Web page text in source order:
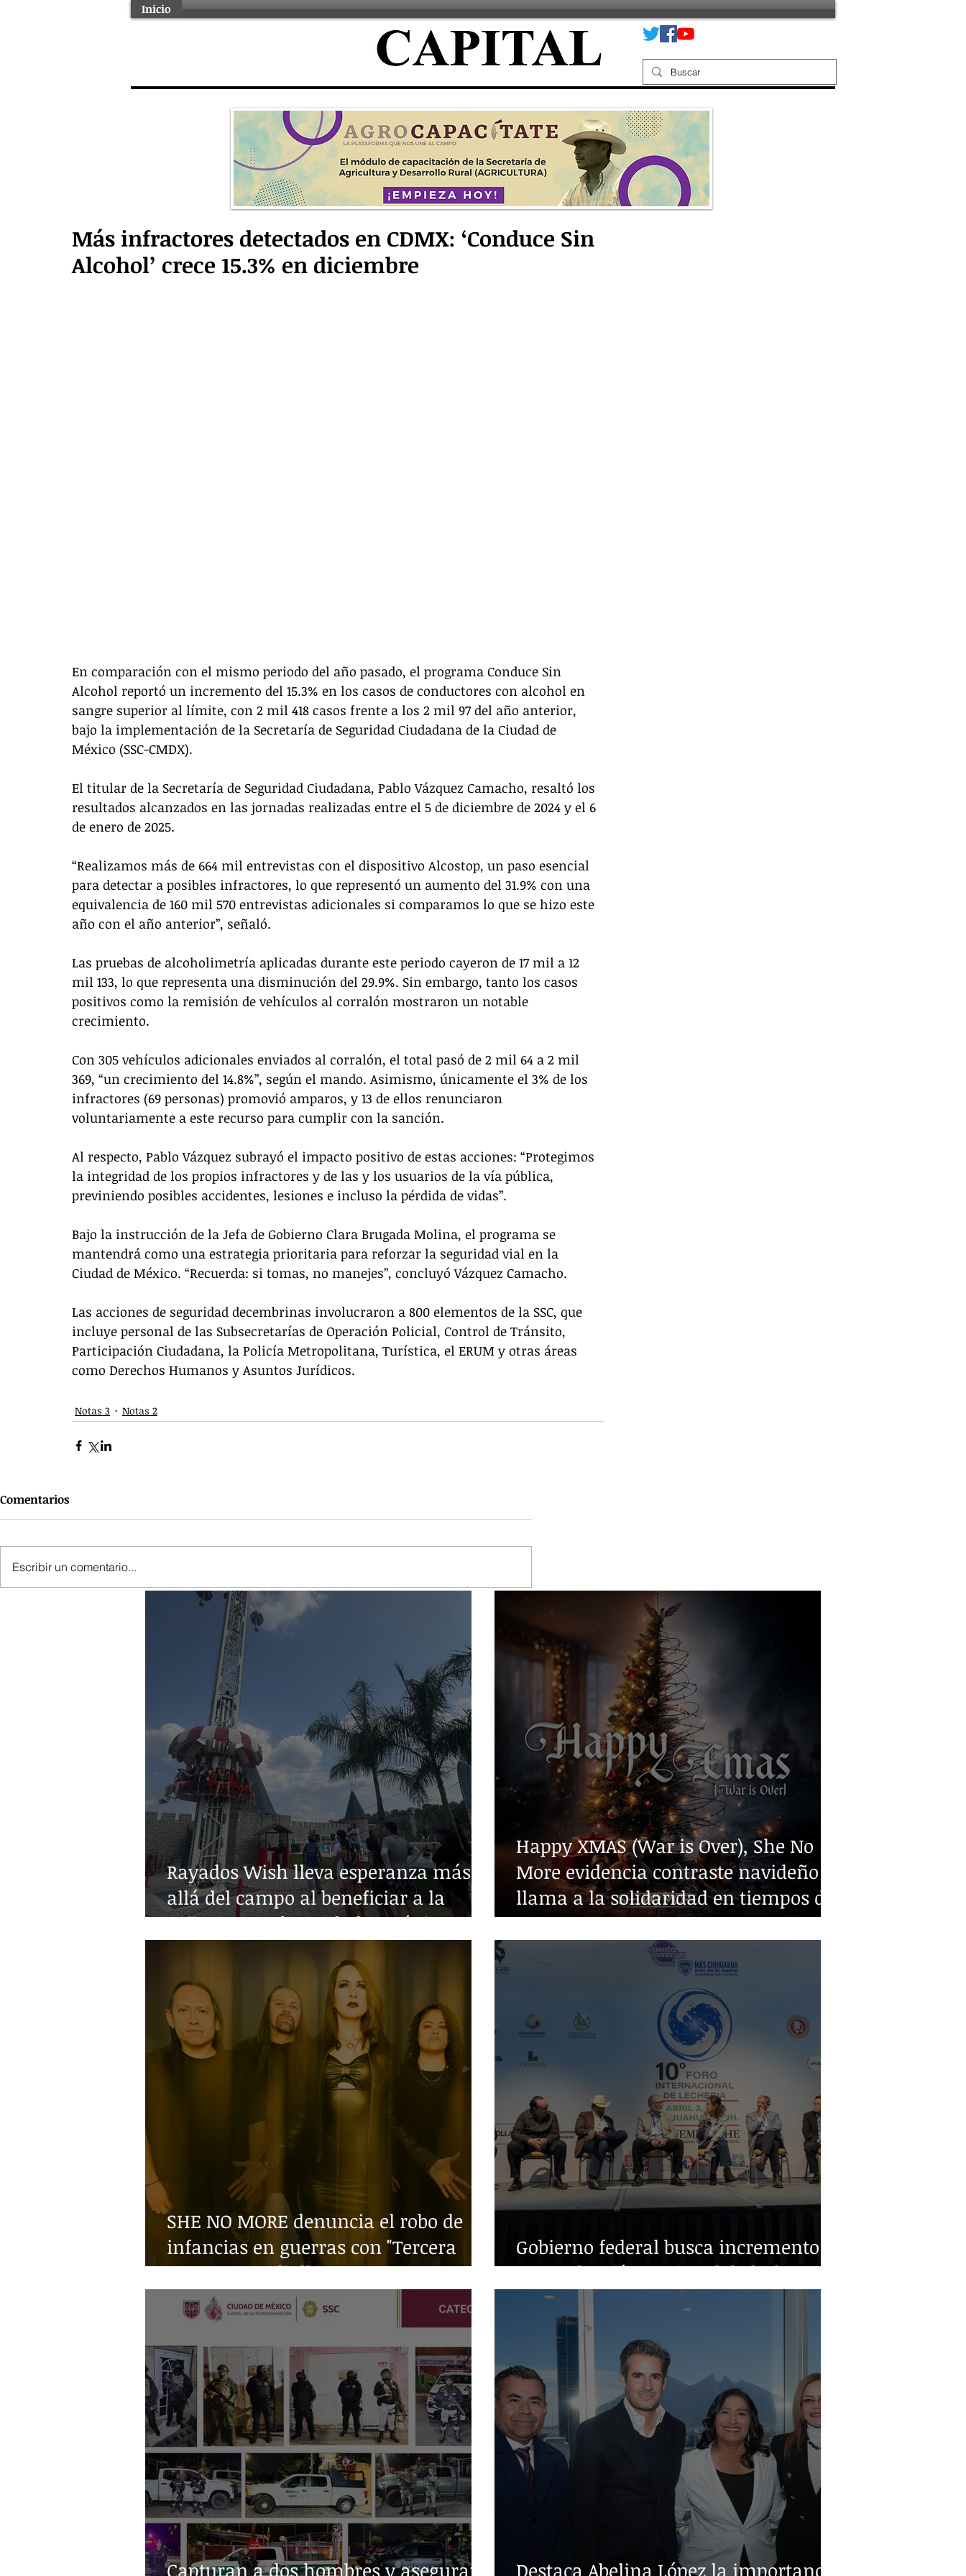
Inicio
Más infractores detectados en CDMX: ‘Conduce Sin
Alcohol’ crece 15.3% en diciembre
En comparación con el mismo periodo del año pasado, el programa Conduce Sin
Alcohol reportó un incremento del 15.3% en los casos de conductores con alcohol en
sangre superior al límite, con 2 mil 418 casos frente a los 2 mil 97 del año anterior,
bajo la implementación de la Secretaría de Seguridad Ciudadana de la Ciudad de
México (SSC-CMDX).
El titular de la Secretaría de Seguridad Ciudadana, Pablo Vázquez Camacho, resaltó los
resultados alcanzados en las jornadas realizadas entre el 5 de diciembre de 2024 y el 6
de enero de 2025.
“Realizamos más de 664 mil entrevistas con el dispositivo Alcostop, un paso esencial
para detectar a posibles infractores, lo que representó un aumento del 31.9% con una
equivalencia de 160 mil 570 entrevistas adicionales si comparamos lo que se hizo este
año con el año anterior”, señaló.
Las pruebas de alcoholimetría aplicadas durante este periodo cayeron de 17 mil a 12
mil 133, lo que representa una disminución del 29.9%. Sin embargo, tanto los casos
positivos como la remisión de vehículos al corralón mostraron un notable
crecimiento.
Con 305 vehículos adicionales enviados al corralón, el total pasó de 2 mil 64 a 2 mil
369, “un crecimiento del 14.8%”, según el mando. Asimismo, únicamente el 3% de los
infractores (69 personas) promovió amparos, y 13 de ellos renunciaron
voluntariamente a este recurso para cumplir con la sanción.
Al respecto, Pablo Vázquez subrayó el impacto positivo de estas acciones: “Protegimos
la integridad de los propios infractores y de las y los usuarios de la vía pública,
previniendo posibles accidentes, lesiones e incluso la pérdida de vidas”.
Bajo la instrucción de la Jefa de Gobierno Clara Brugada Molina, el programa se
mantendrá como una estrategia prioritaria para reforzar la seguridad vial en la
Ciudad de México. “Recuerda: si tomas, no manejes”, concluyó Vázquez Camacho.
Las acciones de seguridad decembrinas involucraron a 800 elementos de la SSC, que
incluye personal de las Subsecretarías de Operación Policial, Control de Tránsito,
Participación Ciudadana, la Policía Metropolitana, Turística, el ERUM y otras áreas
como Derechos Humanos y Asuntos Jurídicos.
Notas 3 Notas 2
Comentarios
Escribir un comentario...
Rayados Wish lleva esperanza más
allá del campo al beneficiar a la
niñez con enfermedades crónicas
Happy XMAS (War is Over), She No
More evidencia contraste navideño y
llama a la solidaridad en tiempos de
guerra
SHE NO MORE denuncia el robo de
infancias en guerras con "Tercera
Guerra Mundial"
Gobierno federal busca incremento
en producción nacional de leche
Capturan a dos hombres y aseguran Destaca Abelina López la importancia